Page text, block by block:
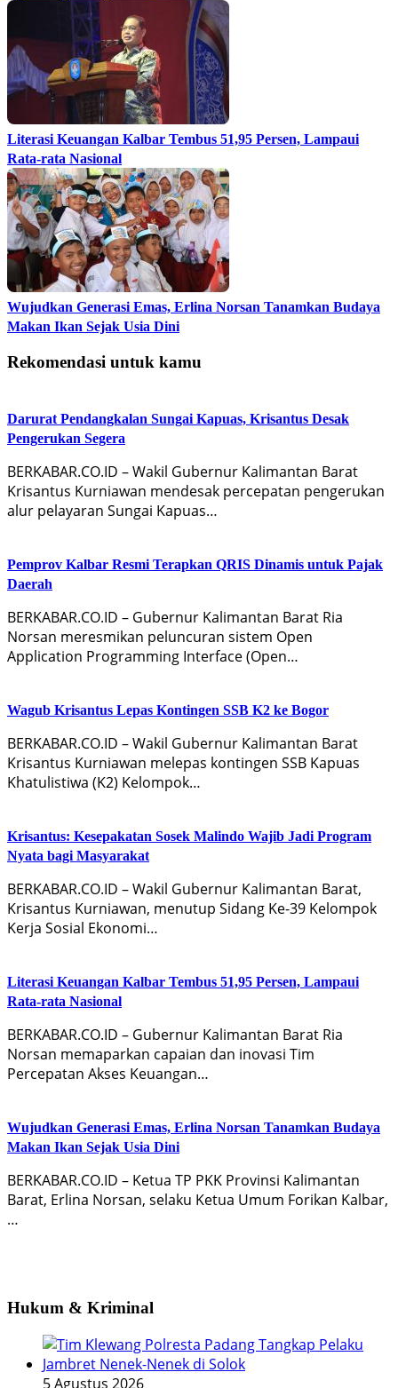
Literasi Keuangan Kalbar Tembus 51,95 Persen, Lampaui
Rata-rata Nasional
Wujudkan Generasi Emas, Erlina Norsan Tanamkan Budaya
Makan Ikan Sejak Usia Dini
Rekomendasi untuk kamu
Darurat Pendangkalan Sungai Kapuas, Krisantus Desak
Pengerukan Segera
BERKABAR.CO.ID – Wakil Gubernur Kalimantan Barat
Krisantus Kurniawan mendesak percepatan pengerukan
alur pelayaran Sungai Kapuas…
Pemprov Kalbar Resmi Terapkan QRIS Dinamis untuk Pajak
Daerah
BERKABAR.CO.ID – Gubernur Kalimantan Barat Ria
Norsan meresmikan peluncuran sistem Open
Application Programming Interface (Open…
Wagub Krisantus Lepas Kontingen SSB K2 ke Bogor
BERKABAR.CO.ID – Wakil Gubernur Kalimantan Barat
Krisantus Kurniawan melepas kontingen SSB Kapuas
Khatulistiwa (K2) Kelompok…
Krisantus: Kesepakatan Sosek Malindo Wajib Jadi Program
Nyata bagi Masyarakat
BERKABAR.CO.ID – Wakil Gubernur Kalimantan Barat,
Krisantus Kurniawan, menutup Sidang Ke-39 Kelompok
Kerja Sosial Ekonomi…
Literasi Keuangan Kalbar Tembus 51,95 Persen, Lampaui
Rata-rata Nasional
BERKABAR.CO.ID – Gubernur Kalimantan Barat Ria
Norsan memaparkan capaian dan inovasi Tim
Percepatan Akses Keuangan…
Wujudkan Generasi Emas, Erlina Norsan Tanamkan Budaya
Makan Ikan Sejak Usia Dini
BERKABAR.CO.ID – Ketua TP PKK Provinsi Kalimantan
Barat, Erlina Norsan, selaku Ketua Umum Forikan Kalbar,
…
Hukum & Kriminal
5 Agustus 2026